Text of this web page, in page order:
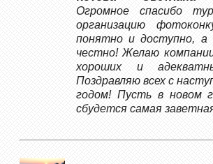
Огромное спасибо
организацию
понятно и доступно, а
честно! Желаю
хороших и
Поздравляю всех с
годом! Пусть в новом
сбудется самая